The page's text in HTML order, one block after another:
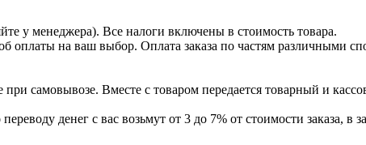
у менеджера). Все налоги включены в стоимость товара.
оплаты на ваш выбор. Оплата заказа по частям различными
самовывозе. Вместе с товаром передается товарный и
денег с вас возьмут от 3 до 7% от стоимости заказа, в